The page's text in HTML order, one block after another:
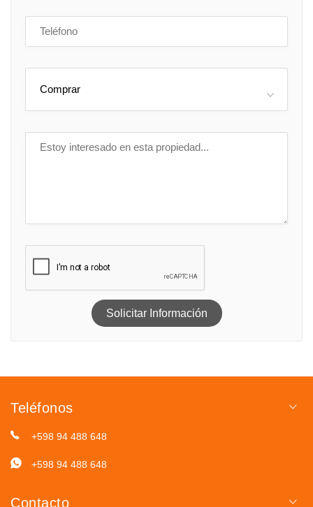
Comprar
Solicitar Información
Teléfonos
+598 94 488 648
+598 94 488 648
Contacto